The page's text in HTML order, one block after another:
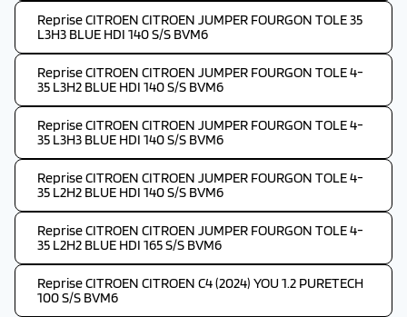
Reprise CITROEN CITROEN JUMPER FOURGON TOLE 35
L3H3 BLUE HDI 140 S/S BVM6
Reprise CITROEN CITROEN JUMPER FOURGON TOLE 4-
35 L3H2 BLUE HDI 140 S/S BVM6
Reprise CITROEN CITROEN JUMPER FOURGON TOLE 4-
35 L3H3 BLUE HDI 140 S/S BVM6
Reprise CITROEN CITROEN JUMPER FOURGON TOLE 4-
35 L2H2 BLUE HDI 140 S/S BVM6
Reprise CITROEN CITROEN JUMPER FOURGON TOLE 4-
35 L2H2 BLUE HDI 165 S/S BVM6
Reprise CITROEN CITROEN C4 (2024) YOU 1.2 PURETECH
100 S/S BVM6